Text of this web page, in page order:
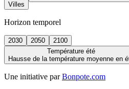
Villes
Horizon temporel
2030 2050
2100
Température été
Hausse de la température moyenne en
Une initiative par Bonpote.com